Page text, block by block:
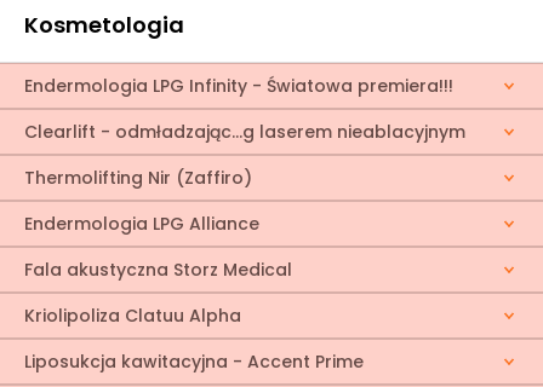
Kosmetologia
Endermologia LPG Infinity - Światowa premiera!!!
Clearlift - odmładzając...g laserem nieablacyjnym
Thermolifting Nir (Zaffiro)
Endermologia LPG Alliance
Fala akustyczna Storz Medical
Kriolipoliza Clatuu Alpha
Liposukcja kawitacyjna - Accent Prime